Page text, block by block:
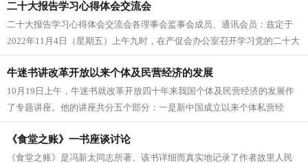
二十大报告学习心得体会交流会
二十大报告学习心得体会交流会各理事会监事会成员、通讯会员：兹定于
2022年11月4日（星期五）上午九时，在产促会办公室召开学习党的二十大
报告心得体会交流会，要求...
牛迷书讲改革开放以来个体及民营经济的发展
10月19日上午，牛迷书就改革开放四十年来我国个体及民营经济的发展作
了专题讲座。他的讲座共分五个部分：一是新中国成立以来个体私营经
济；二是改革开放以来我...
《食堂之账》一书座谈讨论
《食堂之账》是冯新太同志所著。该书详细而真实地记录了作者故里人民